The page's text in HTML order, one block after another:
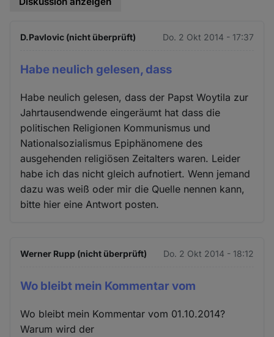
D.Pavlovic (nicht überprüft) Do. 2 Okt 2014 - 17:37
Habe neulich gelesen, dass
Habe neulich gelesen, dass der Papst Woytila zur
Jahrtausendwende eingeräumt hat dass die
politischen Religionen Kommunismus und
Nationalsozialismus Epiphänomene des
ausgehenden religiösen Zeitalters waren. Leider
habe ich das nicht gleich aufnotiert. Wenn jemand
dazu was weiß oder mir die Quelle nennen kann,
bitte hier eine Antwort posten.
Werner Rupp (nicht überprüft) Do. 2 Okt 2014 - 18:12
Wo bleibt mein Kommentar vom
Wo bleibt mein Kommentar vom 01.10.2014?
Warum wird der